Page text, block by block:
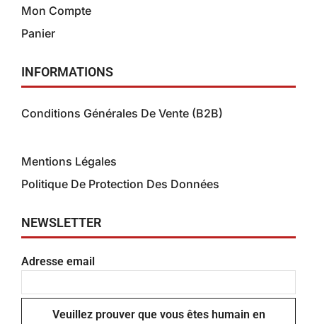
Mon Compte
Panier
INFORMATIONS
Conditions Générales De Vente (B2B)
Mentions Légales
Politique De Protection Des Données
NEWSLETTER
Adresse email
Veuillez prouver que vous êtes humain en